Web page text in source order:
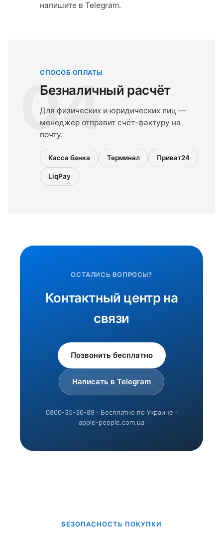
напишите в Telegram.
04
СПОСОБ ОПЛАТЫ
Безналичный расчёт
Для физических и юридических лиц —
менеджер отправит счёт-фактуру на
почту.
Касса банка Терминал Приват24
LiqPay
ОСТАЛИСЬ ВОПРОСЫ?
Контактный центр на
связи
Позвонить бесплатно
Написать в Telegram
0800-35-36-89 · Бесплатно по Украине ·
apple-people.com.ua
БЕЗОПАСНОСТЬ ПОКУПКИ